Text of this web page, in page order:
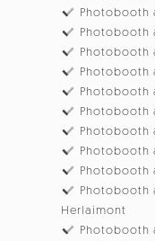
Photobooth
Photobooth
Photobooth
Photobooth
Photobooth
Photobooth
Photobooth
Photobooth
Photobooth
Photobooth
Herlaimont
Photobooth